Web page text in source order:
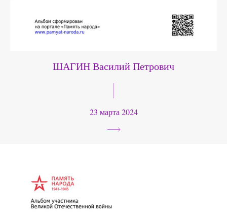
ШАГИН Василий Петрович
23 марта 2024